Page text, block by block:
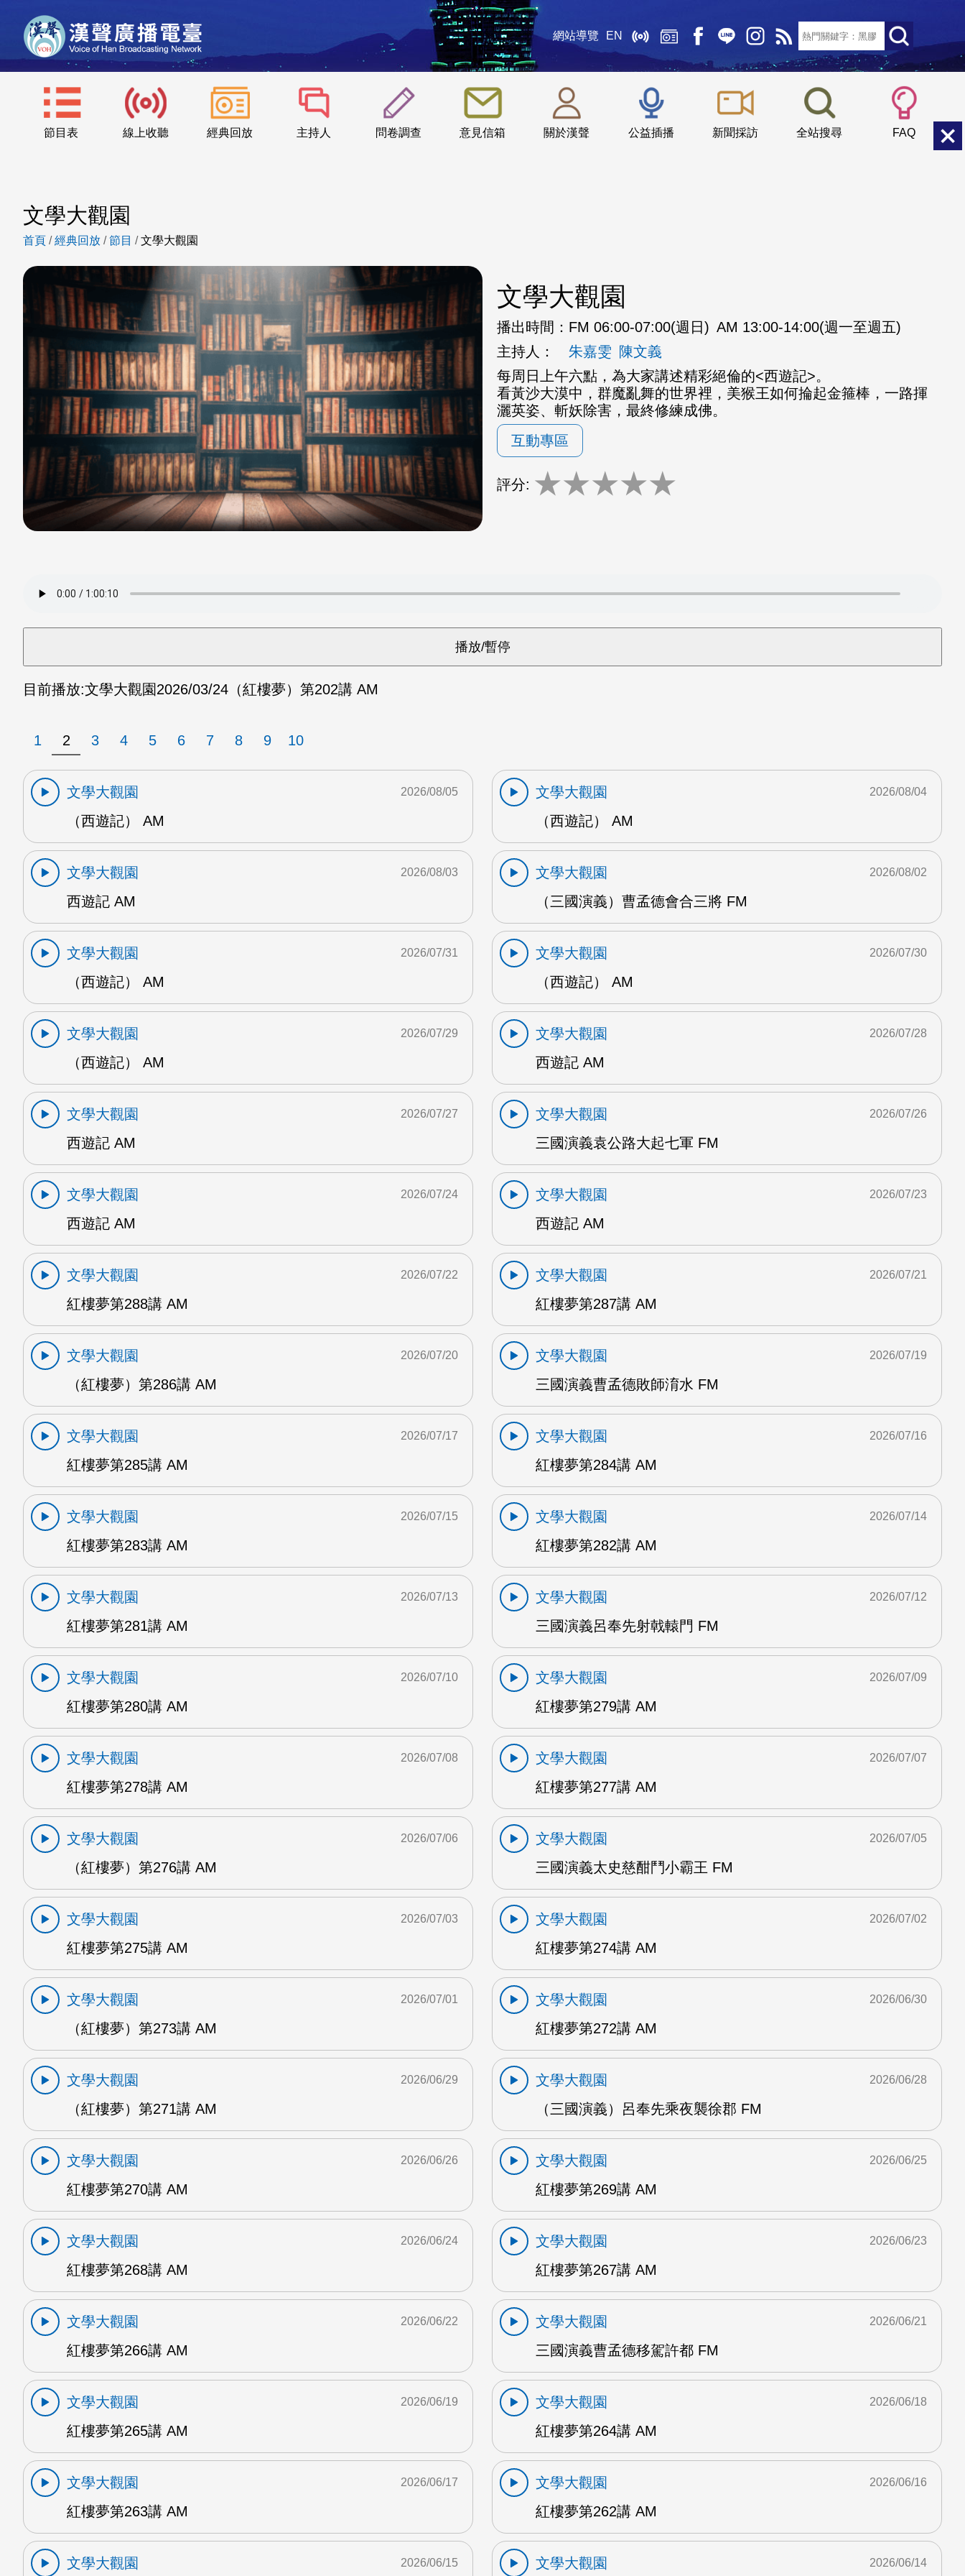
網站導覽 EN
節目表 線上收聽 經典回放 主持人 問卷調查 意見信箱 關於漢聲 公益插播 新聞採訪 全站搜尋 FAQ
::: 小 中
文學大觀園
首頁 /經典回放 /節目 /文學大觀園
文學大觀園
播出時間： FM 06:00-07:00(週日) AM 13:00-14:00(週一至週五)
主持人：
朱嘉雯 陳文義
每周日上午六點，為大家講述精彩絕倫的<西遊記>。
看黃沙大漠中，群魔亂舞的世界裡，美猴王如何掄起金箍棒，一路揮
灑英姿、斬妖除害，最終修練成佛。
互動專區
評分: ★★★★★
目前播放:文學大觀園2026/03/24 （紅樓夢）第202講 AM
1 2 3 4 5 6 7 8 9 10
文學大觀園
（西遊記） AM
2026/08/05
文學大觀園
（西遊記） AM
2026/08/04
文學大觀園
西遊記 AM
2026/08/03
文學大觀園
（三國演義）曹孟德會合三將 FM
2026/08/02
文學大觀園
（西遊記） AM
2026/07/31
文學大觀園
（西遊記） AM
2026/07/30
文學大觀園
（西遊記） AM
2026/07/29
文學大觀園
西遊記 AM
2026/07/28
文學大觀園
西遊記 AM
2026/07/27
文學大觀園
三國演義袁公路大起七軍 FM
2026/07/26
文學大觀園
西遊記 AM
2026/07/24
文學大觀園
西遊記 AM
2026/07/23
文學大觀園
紅樓夢第288講 AM
2026/07/22
文學大觀園
紅樓夢第287講 AM
2026/07/21
文學大觀園
（紅樓夢）第286講 AM
2026/07/20
文學大觀園
三國演義曹孟德敗師淯水 FM
2026/07/19
文學大觀園
紅樓夢第285講 AM
2026/07/17
文學大觀園
紅樓夢第284講 AM
2026/07/16
文學大觀園
紅樓夢第283講 AM
2026/07/15
文學大觀園
紅樓夢第282講 AM
2026/07/14
文學大觀園
紅樓夢第281講 AM
2026/07/13
文學大觀園
三國演義呂奉先射戟轅門 FM
2026/07/12
文學大觀園
紅樓夢第280講 AM
2026/07/10
文學大觀園
紅樓夢第279講 AM
2026/07/09
文學大觀園
紅樓夢第278講 AM
2026/07/08
文學大觀園
紅樓夢第277講 AM
2026/07/07
文學大觀園
（紅樓夢）第276講 AM
2026/07/06
文學大觀園
三國演義太史慈酣鬥小霸王 FM
2026/07/05
文學大觀園
紅樓夢第275講 AM
2026/07/03
文學大觀園
紅樓夢第274講 AM
2026/07/02
文學大觀園
（紅樓夢）第273講 AM
2026/07/01
文學大觀園
紅樓夢第272講 AM
2026/06/30
文學大觀園
（紅樓夢）第271講 AM
2026/06/29
文學大觀園
（三國演義）呂奉先乘夜襲徐郡 FM
2026/06/28
文學大觀園
紅樓夢第270講 AM
2026/06/26
文學大觀園
紅樓夢第269講 AM
2026/06/25
文學大觀園
紅樓夢第268講 AM
2026/06/24
文學大觀園
紅樓夢第267講 AM
2026/06/23
文學大觀園
紅樓夢第266講 AM
2026/06/22
文學大觀園
三國演義曹孟德移駕許都 FM
2026/06/21
文學大觀園
紅樓夢第265講 AM
2026/06/19
文學大觀園
紅樓夢第264講 AM
2026/06/18
文學大觀園
紅樓夢第263講 AM
2026/06/17
文學大觀園
紅樓夢第262講 AM
2026/06/16
文學大觀園 2026/06/15 文學大觀園 2026/06/14